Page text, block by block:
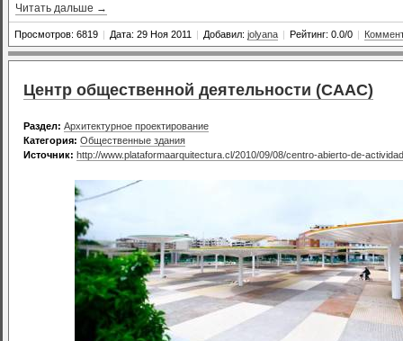
Читать дальше →
Просмотров: 6819 | Дата: 29 Ноя 2011 | Добавил: jolyana | Рейтинг: 0.0/0 |
Центр общественной деятельности (CAAC)
Раздел: Архитектурное проектирование
Категория: Общественные здания
Источник: http://www.plataformaarquitectura.cl/2010/09/08/centro-abierto-de-